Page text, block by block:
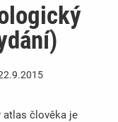
atlas člověka je